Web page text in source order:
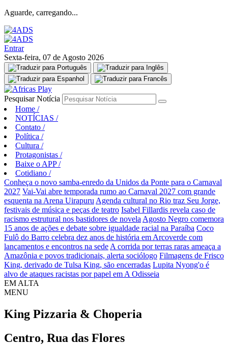
Aguarde, carregando...
Entrar
Sexta-feira, 07 de Agosto 2026
Pesquisar Notícia
Home /
NOTÍCIAS /
Contato /
Política /
Cultura /
Protagonistas /
Baixe o APP/
Cotidiano /
Conheça o novo samba-enredo da Unidos da Ponte para o Carnaval
2027 Vai-Vai abre temporada rumo ao Carnaval 2027 com grande
esquenta na Arena Uirapuru Agenda cultural no Rio traz Seu Jorge,
festivais de música e peças de teatro Isabel Fillardis revela caso de
racismo estrutural nos bastidores de novela Agosto Negro comemora
15 anos de ações e debate sobre igualdade racial na Paraíba Coco
Fulô do Barro celebra dez anos de história em Arcoverde com
lançamentos e encontros na sede A corrida por terras raras ameaça a
Amazônia e povos tradicionais, alerta sociólogo Filmagens de Frisco
King, derivado de Tulsa King, são encerradas Lupita Nyong'o é
alvo de ataques racistas por papel em A Odisseia
EM ALTA
MENU
King Pizzaria & Choperia
Centro, Rua das Flores